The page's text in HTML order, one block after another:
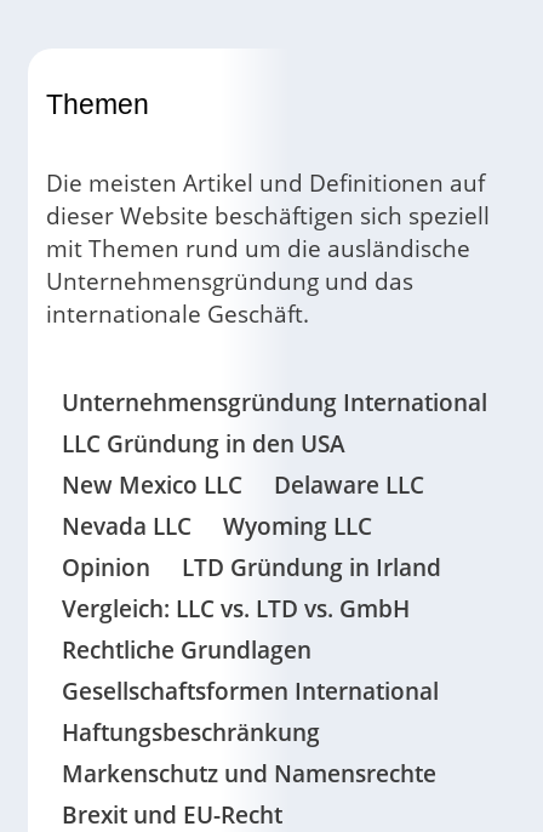
Themen
Die meisten Artikel und Definitionen auf
dieser Website beschäftigen sich speziell
mit Themen rund um die ausländische
Unternehmensgründung und das
internationale Geschäft.
Unternehmensgründung International
LLC Gründung in den USA
New Mexico LLC
Delaware LLC
Nevada LLC
Wyoming LLC
Opinion
LTD Gründung in Irland
Vergleich: LLC vs. LTD vs. GmbH
Rechtliche Grundlagen
Gesellschaftsformen International
Haftungsbeschränkung
Markenschutz und Namensrechte
Brexit und EU-Recht